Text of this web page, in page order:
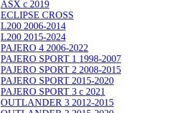
ASX с 2019
ECLIPSE CROSS
L200 2006-2014
L200 2015-2024
PAJERO 4 2006-2022
PAJERO SPORT 1 1998-2007
PAJERO SPORT 2 2008-2015
PAJERO SPORT 2015-2020
PAJERO SPORT 3 с 2021
OUTLANDER 3 2012-2015